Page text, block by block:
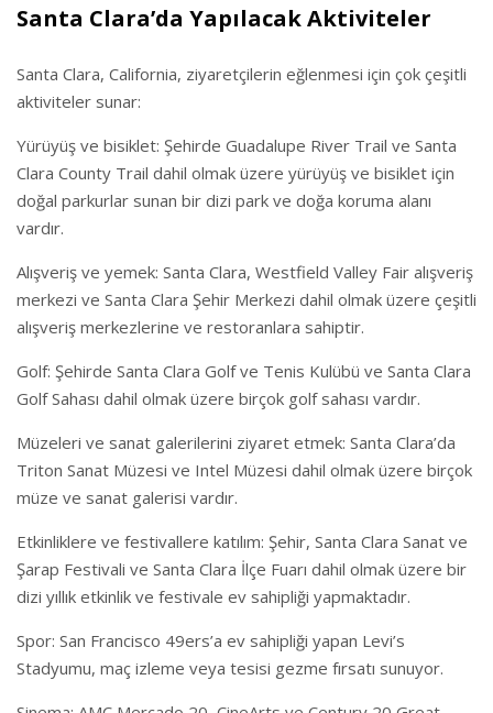
Santa Clara’da Yapılacak Aktiviteler
Santa Clara, California, ziyaretçilerin eğlenmesi için çok çeşitli
aktiviteler sunar:
Yürüyüş ve bisiklet: Şehirde Guadalupe River Trail ve Santa
Clara County Trail dahil olmak üzere yürüyüş ve bisiklet için
doğal parkurlar sunan bir dizi park ve doğa koruma alanı
vardır.
Alışveriş ve yemek: Santa Clara, Westfield Valley Fair alışveriş
merkezi ve Santa Clara Şehir Merkezi dahil olmak üzere çeşitli
alışveriş merkezlerine ve restoranlara sahiptir.
Golf: Şehirde Santa Clara Golf ve Tenis Kulübü ve Santa Clara
Golf Sahası dahil olmak üzere birçok golf sahası vardır.
Müzeleri ve sanat galerilerini ziyaret etmek: Santa Clara’da
Triton Sanat Müzesi ve Intel Müzesi dahil olmak üzere birçok
müze ve sanat galerisi vardır.
Etkinliklere ve festivallere katılım: Şehir, Santa Clara Sanat ve
Şarap Festivali ve Santa Clara İlçe Fuarı dahil olmak üzere bir
dizi yıllık etkinlik ve festivale ev sahipliği yapmaktadır.
Spor: San Francisco 49ers’a ev sahipliği yapan Levi’s
Stadyumu, maç izleme veya tesisi gezme fırsatı sunuyor.